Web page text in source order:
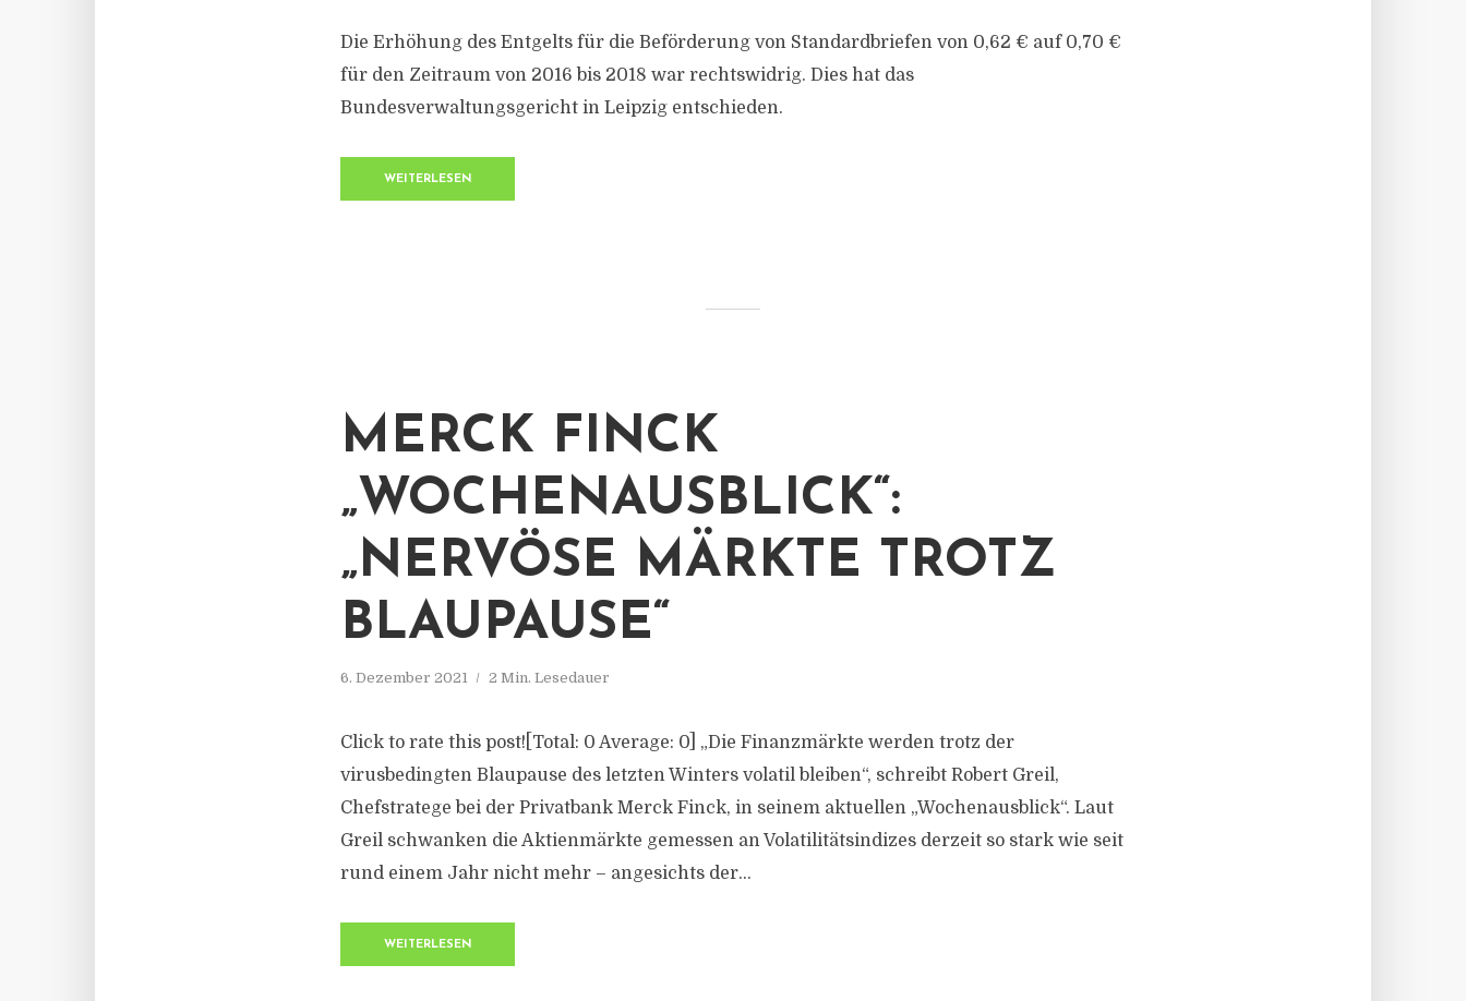
Die Erhöhung des Entgelts für die Beförderung von Standardbriefen von 0,62 € auf 0,70 €
für den Zeitraum von 2016 bis 2018 war rechtswidrig. Dies hat das
Bundesverwaltungsgericht in Leipzig entschieden.
WEITERLESEN
MERCK FINCK
„WOCHENAUSBLICK“:
„NERVÖSE MÄRKTE TROTZ
BLAUPAUSE“
6. Dezember 2021 2 Min. Lesedauer
Click to rate this post![Total: 0 Average: 0] „Die Finanzmärkte werden trotz der
virusbedingten Blaupause des letzten Winters volatil bleiben“, schreibt Robert Greil,
Chefstratege bei der Privatbank Merck Finck, in seinem aktuellen „Wochenausblick“. Laut
Greil schwanken die Aktienmärkte gemessen an Volatilitätsindizes derzeit so stark wie seit
rund einem Jahr nicht mehr – angesichts der...
WEITERLESEN